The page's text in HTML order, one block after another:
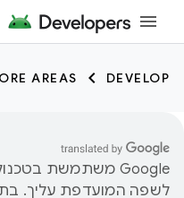
DEVELOP
AREAS
לשפה המועדפת עליך.